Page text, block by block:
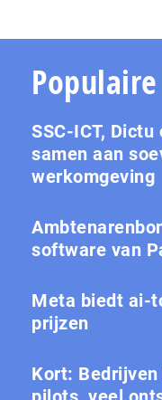
SSC-ICT, Dictu
samen aan
werkomgeving
software van
Meta biedt ai-
prijzen
Kort: